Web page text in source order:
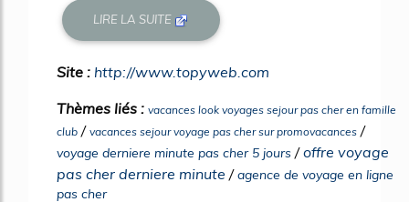
LIRE LA SUITE
Site : http://www.topyweb.com
Thèmes liés : vacances look voyages sejour pas cher en famille
club / vacances sejour voyage pas cher sur promovacances /
voyage derniere minute pas cher 5 jours /offre voyage
pas cher derniere minute /agence de voyage en ligne
pas cher